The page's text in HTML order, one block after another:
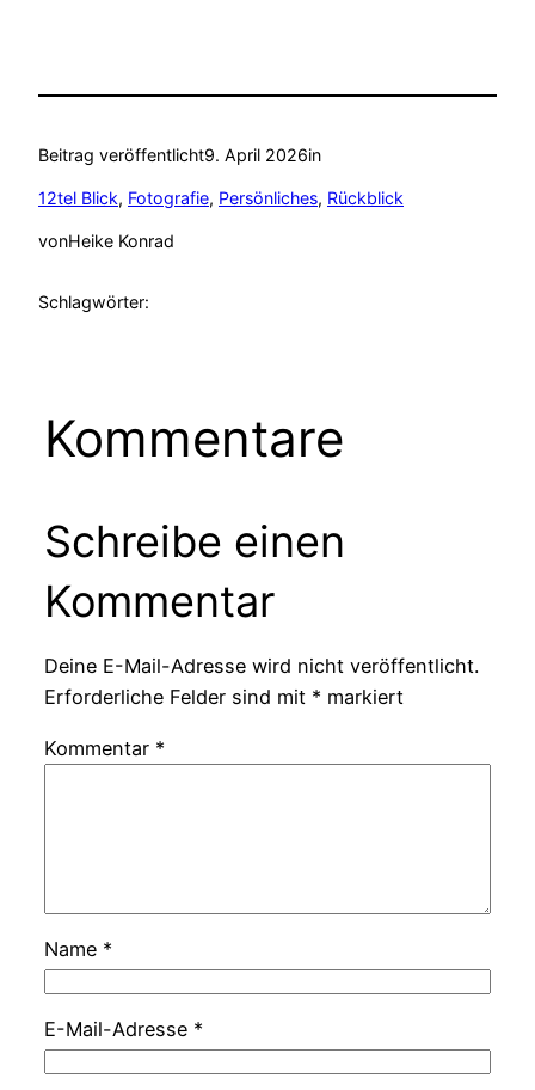
Beitrag veröffentlicht9. April 2026in
12tel Blick, Fotografie, Persönliches, Rückblick
vonHeike Konrad
Schlagwörter:
Kommentare
Schreibe einen
Kommentar
Deine E-Mail-Adresse wird nicht veröffentlicht.
Erforderliche Felder sind mit * markiert
Kommentar *
Name *
E-Mail-Adresse *